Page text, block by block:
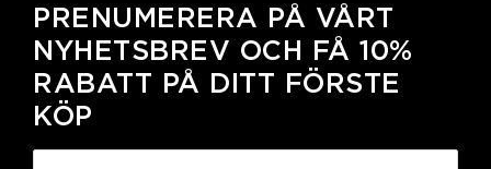
PRENUMERERA PÅ VÅRT
NYHETSBREV OCH FÅ 10%
RABATT PÅ DITT FÖRSTE
KÖP